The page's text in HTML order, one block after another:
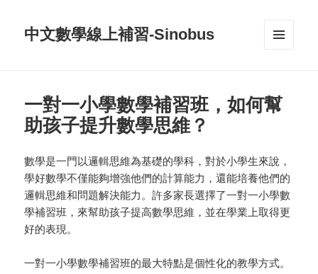
中文數學線上補習-Sinobus
一對一小學數學補習班，如何幫
助孩子提升數學思維？
數學是一門以邏輯思維為基礎的學科，對於小學生來說，
學好數學不僅能夠增強他們的計算能力，還能培養他們的
邏輯思維和問題解決能力。許多家長選擇了一對一小學數
學補習班，來幫助孩子提高數學思維，並在學業上取得更
好的表現。
一對一小學數學補習班的最大特點是個性化的教學方式。